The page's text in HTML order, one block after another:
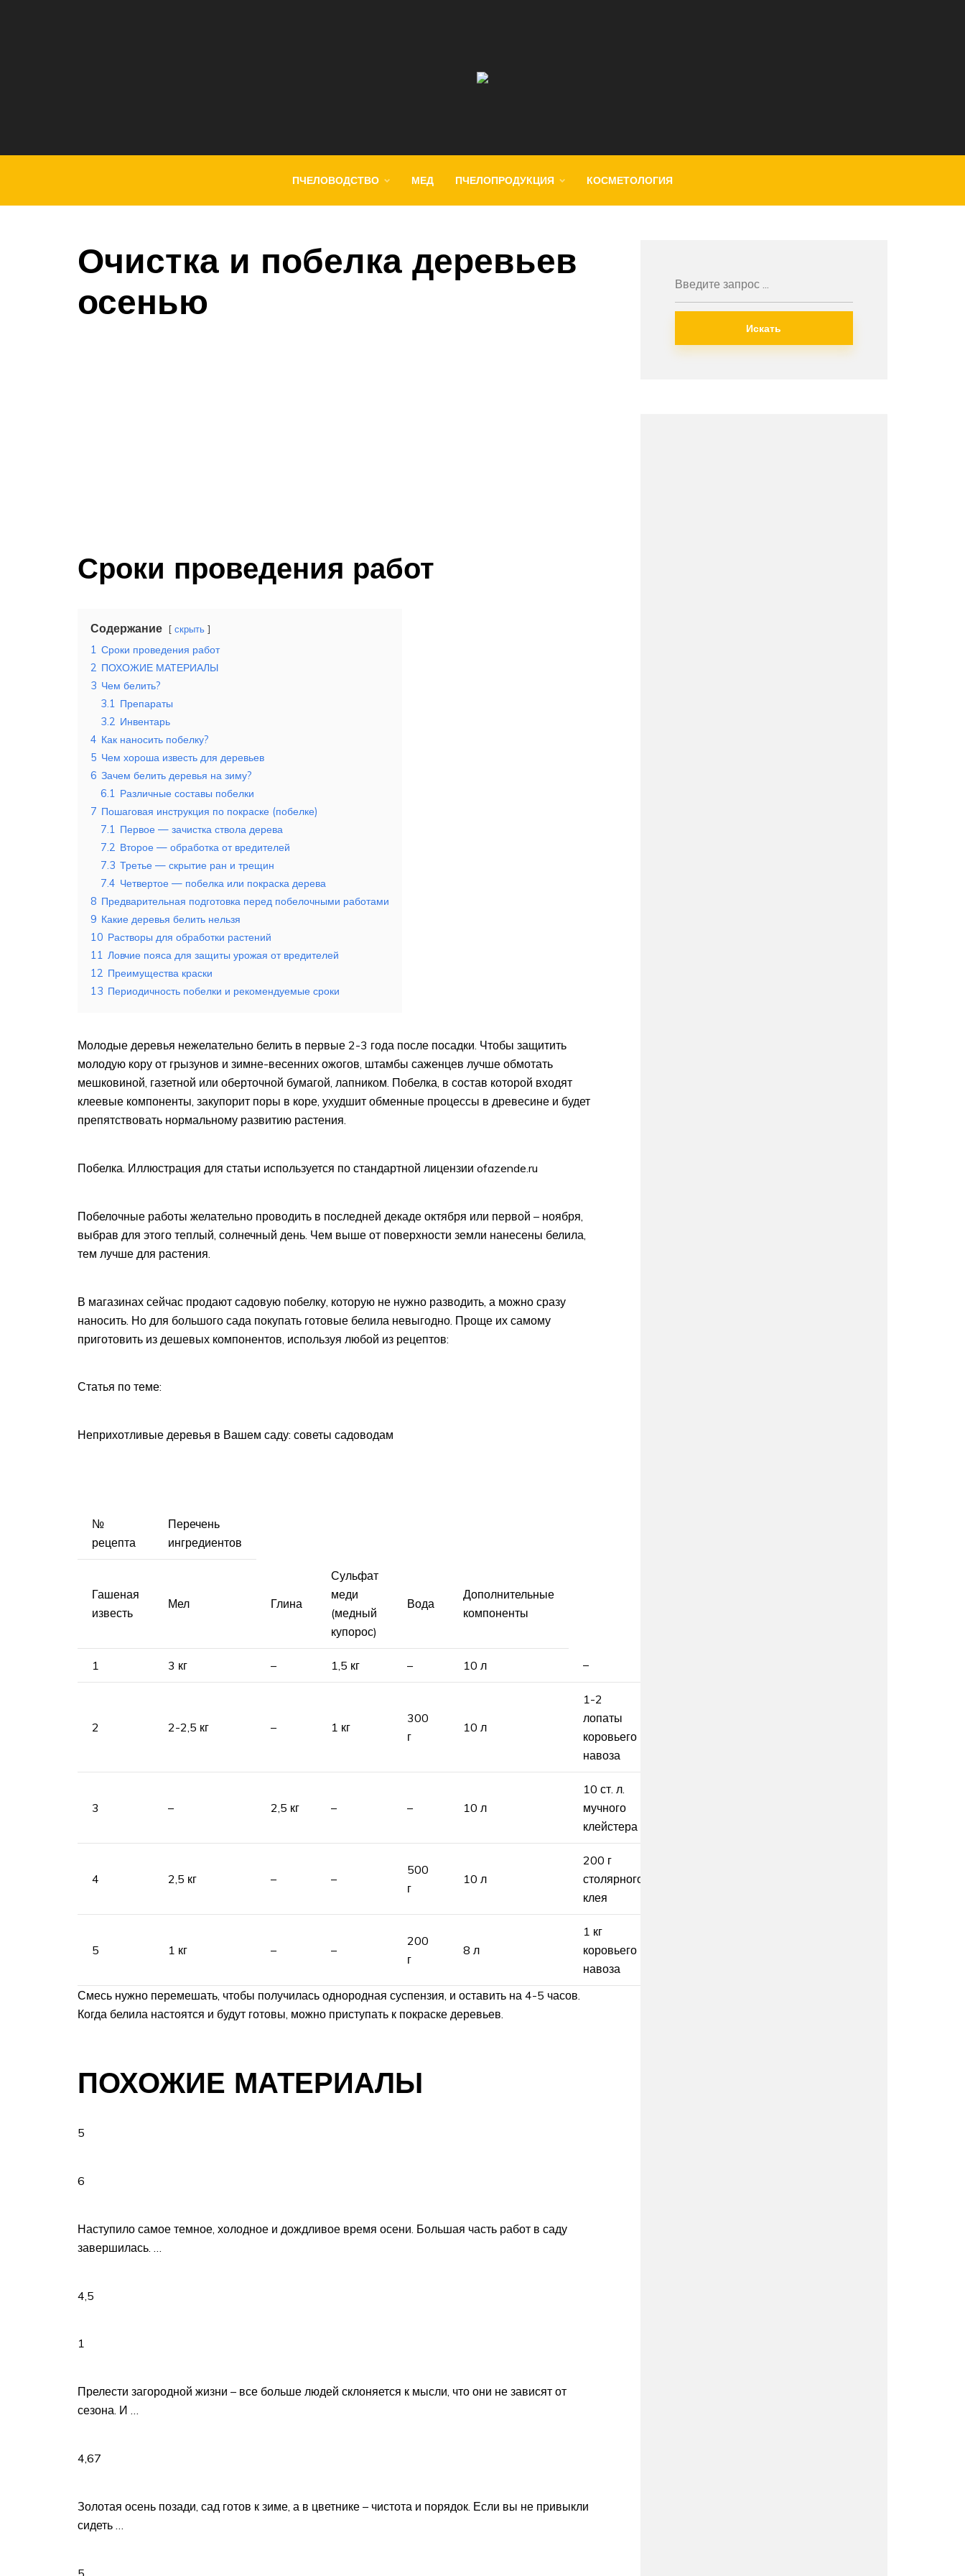
ПЧЕЛОВОДСТВО МЕД ПЧЕЛОПРОДУКЦИЯ КОСМЕТОЛОГИЯ
Очистка и побелка деревьев
осенью
Сроки проведения работ
Содержание скрыть
1 Сроки проведения работ
2 ПОХОЖИЕ МАТЕРИАЛЫ
3 Чем белить?
3.1 Препараты
3.2 Инвентарь
4 Как наносить побелку?
5 Чем хороша известь для деревьев
6 Зачем белить деревья на зиму?
6.1 Различные составы побелки
7 Пошаговая инструкция по покраске (побелке)
7.1 Первое — зачистка ствола дерева
7.2 Второе — обработка от вредителей
7.3 Третье — скрытие ран и трещин
7.4 Четвертое — побелка или покраска дерева
8 Предварительная подготовка перед побелочными работами
9 Какие деревья белить нельзя
10 Растворы для обработки растений
11 Ловчие пояса для защиты урожая от вредителей
12 Преимущества краски
13 Периодичность побелки и рекомендуемые сроки
Молодые деревья нежелательно белить в первые 2-3 года после посадки. Чтобы защитить
молодую кору от грызунов и зимне-весенних ожогов, штамбы саженцев лучше обмотать
мешковиной, газетной или оберточной бумагой, лапником. Побелка, в состав которой входят
клеевые компоненты, закупорит поры в коре, ухудшит обменные процессы в древесине и будет
препятствовать нормальному развитию растения.
Побелка. Иллюстрация для статьи используется по стандартной лицензии ofazende.ru
Побелочные работы желательно проводить в последней декаде октября или первой – ноября,
выбрав для этого теплый, солнечный день. Чем выше от поверхности земли нанесены белила,
тем лучше для растения.
В магазинах сейчас продают садовую побелку, которую не нужно разводить, а можно сразу
наносить. Но для большого сада покупать готовые белила невыгодно. Проще их самому
приготовить из дешевых компонентов, используя любой из рецептов:
Статья по теме:
Неприхотливые деревья в Вашем саду: советы садоводам
№
рецепта
Перечень
ингредиентов
Гашеная
известь
Мел Глина
Сульфат
меди
(медный
купорос)
Вода
Дополнительные
компоненты
1 3 кг – 1,5 кг – 10 л –
2 2-2,5 кг – 1 кг
300
г
10 л
1-2
лопаты
коровьего
навоза
3 – 2,5 кг – – 10 л
10 ст. л.
мучного
клейстера
4 2,5 кг – –
500
г
10 л
200 г
столярного
клея
5 1 кг – –
200
г
8 л
1 кг
коровьего
навоза
Смесь нужно перемешать, чтобы получилась однородная суспензия, и оставить на 4-5 часов.
Когда белила настоятся и будут готовы, можно приступать к покраске деревьев.
ПОХОЖИЕ МАТЕРИАЛЫ
5
6
Наступило самое темное, холодное и дождливое время осени. Большая часть работ в саду
завершилась. …
4,5
1
Прелести загородной жизни – все больше людей склоняется к мысли, что они не зависят от
сезона. И …
4,67
Золотая осень позади, сад готов к зиме, а в цветнике – чистота и порядок. Если вы не привыкли
сидеть …
5
Искать